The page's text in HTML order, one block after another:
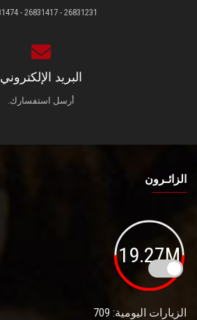
26831231 - 26831417 - 26831474
البريد الإلكتروني
أرسل استفسارك.
الزائـرون
19.27M
الزيارات اليومية: 709